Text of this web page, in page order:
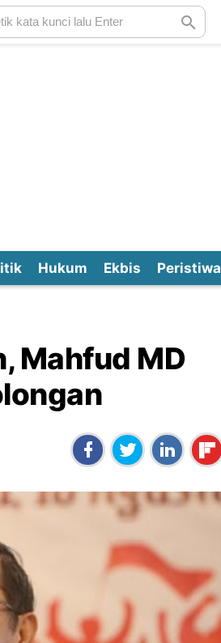
Hukum Ekbis Peristiwa
Mahfud MD